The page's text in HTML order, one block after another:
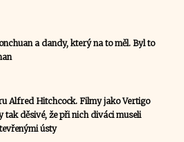
a dandy, který na to měl. Byl to
Alfred Hitchcock. Filmy jako Vertigo
tak děsivé, že při nich diváci museli
ústy